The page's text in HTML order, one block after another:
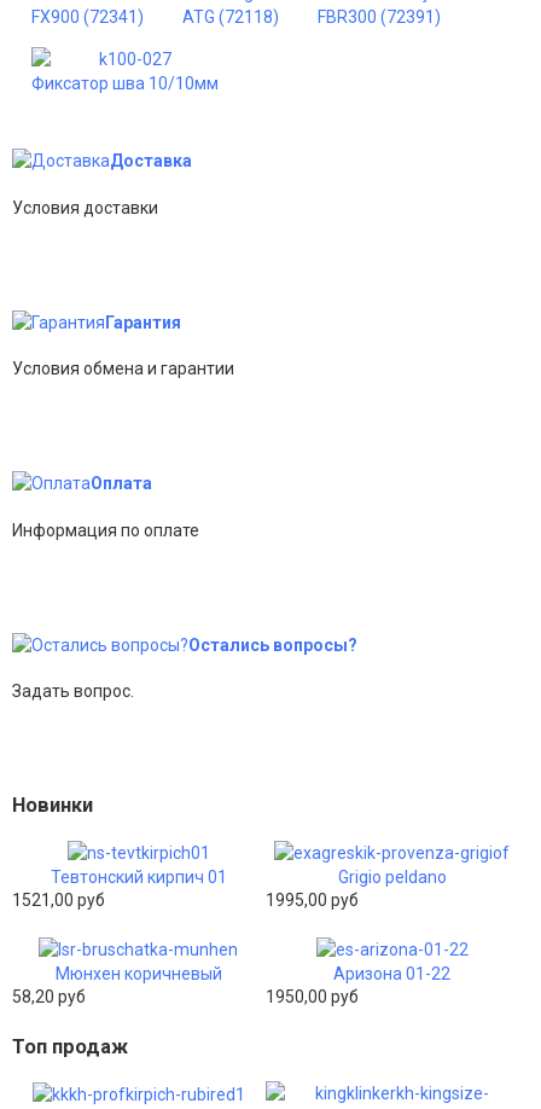
FX900 (72341) ATG (72118) FBR300 (72391)
Фиксатор шва 10/10мм
Доставка
Условия доставки
Гарантия
Условия обмена и гарантии
Оплата
Информация по оплате
Остались вопросы?
Задать вопрос.
Новинки
Тевтонский кирпич 01
1521,00 руб
Grigio peldano
1995,00 руб
Мюнхен коричневый
58,20 руб
Аризона 01-22
1950,00 руб
Топ продаж